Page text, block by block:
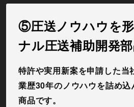
⑤圧送ノウハウを
ナル圧送補助開発
特許や実用新案を申請した当
業歴30年のノウハウを詰め
商品です。